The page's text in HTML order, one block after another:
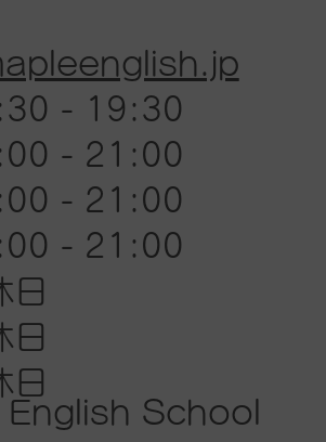
English School
- 19:30
- 21:00
- 21:00
- 21:00
休日
日
休日